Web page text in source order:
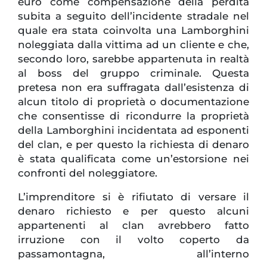
subita a seguito dell’incidente stradale nel
quale era stata coinvolta una Lamborghini
noleggiata dalla vittima ad un cliente e che,
secondo loro, sarebbe appartenuta in realtà
al boss del gruppo criminale. Questa
pretesa non era suffragata dall’esistenza di
alcun titolo di proprietà o documentazione
che consentisse di ricondurre la proprietà
della Lamborghini incidentata ad esponenti
del clan, e per questo la richiesta di denaro
è stata qualificata come un’estorsione nei
confronti del noleggiatore.
L’imprenditore si è rifiutato di versare il
denaro richiesto e per questo alcuni
appartenenti al clan avrebbero fatto
irruzione con il volto coperto da
passamontagna, all’interno